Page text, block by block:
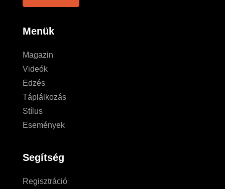
Menük
Magazin
Videók
Edzés
Táplálkozás
Stílus
Események
Segítség
Regisztráció